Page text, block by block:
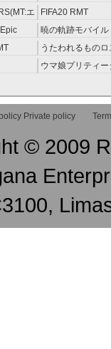
ニマス)
ピリット RMT
エ
ズ)
FIFA20 RMT
暁の軌跡モバイル
伝説 ） RMT
うたわれるもの
ラグ(ロスフラ)
ウマ娘プリティー
Private policy
© 2009